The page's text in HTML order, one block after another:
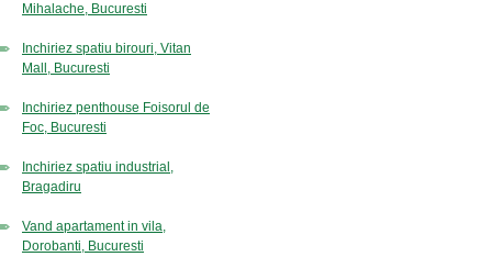
Mihalache, Bucuresti
Inchiriez spatiu birouri, Vitan
Mall, Bucuresti
Inchiriez penthouse Foisorul de
Foc, Bucuresti
Inchiriez spatiu industrial,
Bragadiru
Vand apartament in vila,
Dorobanti, Bucuresti